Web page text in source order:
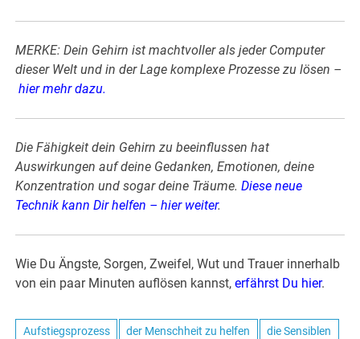
MERKE: Dein Gehirn ist machtvoller als jeder Computer
dieser Welt und in der Lage komplexe Prozesse zu lösen –
hier mehr dazu.
Die Fähigkeit dein Gehirn zu beeinflussen hat
Auswirkungen auf deine Gedanken, Emotionen, deine
Konzentration und sogar deine Träume.Diese neue
Technik kann Dir helfen – hier weiter.
Wie Du Ängste, Sorgen, Zweifel, Wut und Trauer innerhalb
von ein paar Minuten auflösen kannst,erfährst Du hier.
Aufstiegsprozess der Menschheit zu helfen die Sensiblen